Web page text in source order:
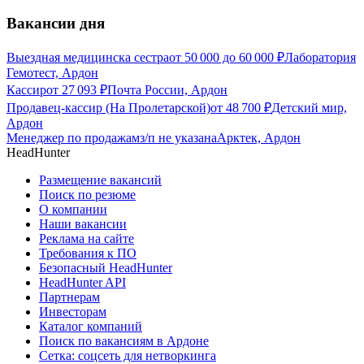
Вакансии дня
Выездная медицинска сестраот 50 000 до 60 000 ₽Лаборатория
Гемотест, Ардон
Кассирот 27 093 ₽Почта России, Ардон
Продавец-кассир (На Пролетарской)от 48 700 ₽Детский мир,
Ардон
Менеджер по продажамз/п не указанаАрктек, Ардон
HeadHunter
Размещение вакансий
Поиск по резюме
О компании
Наши вакансии
Реклама на сайте
Требования к ПО
Безопасный HeadHunter
HeadHunter API
Партнерам
Инвесторам
Каталог компаний
Поиск по вакансиям в Ардоне
Сетка: соцсеть для нетворкинга